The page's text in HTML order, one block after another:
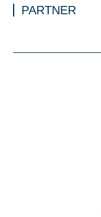
PARTNER